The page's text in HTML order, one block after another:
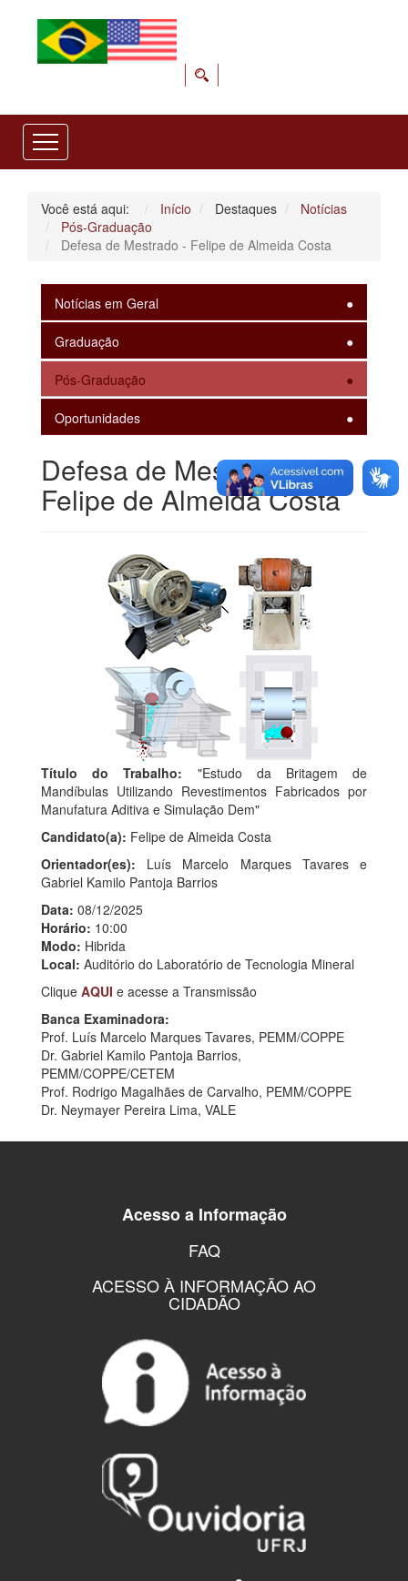
Você está aqui: Início Destaques
Notícias
Pós-Graduação
Defesa de Mestrado - Felipe de Almeida Costa
Notícias em Geral
Graduação
Pós-Graduação
Oportunidades
Defesa de Mestrado -
Felipe de Almeida Costa
Título do Trabalho: "Estudo da Britagem de
Mandíbulas Utilizando Revestimentos Fabricados por
Manufatura Aditiva e Simulação Dem"
Candidato(a): Felipe de Almeida Costa
Orientador(es): Luís Marcelo Marques Tavares e
Gabriel Kamilo Pantoja Barrios
Data: 08/12/2025
Horário: 10:00
Modo: Hibrida
Local: Auditório do Laboratório de Tecnologia Mineral
Clique AQUI e acesse a Transmissão
Banca Examinadora:
Prof. Luís Marcelo Marques Tavares, PEMM/COPPE
Dr. Gabriel Kamilo Pantoja Barrios,
PEMM/COPPE/CETEM
Prof. Rodrigo Magalhães de Carvalho, PEMM/COPPE
Dr. Neymayer Pereira Lima, VALE
Acesso a Informação
FAQ
ACESSO À INFORMAÇÃO AO
CIDADÃO